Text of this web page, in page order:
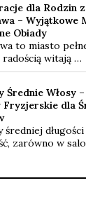
dla Rodzin
– Wyjątkowe
Obiady
to miasto
witają …
Średnie Włosy
dla
średniej
zarówno w